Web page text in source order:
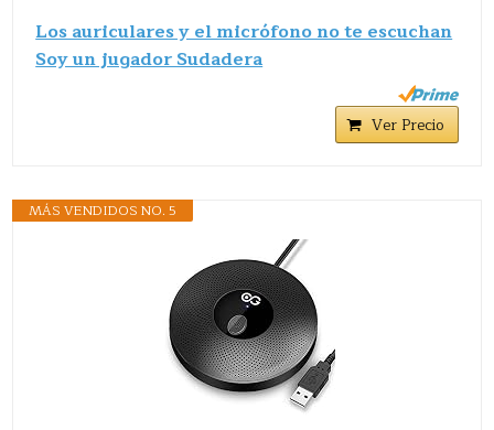
Los auriculares y el micrófono no te escuchan
Soy un jugador Sudadera
Ver Precio
MÁS VENDIDOS NO. 5